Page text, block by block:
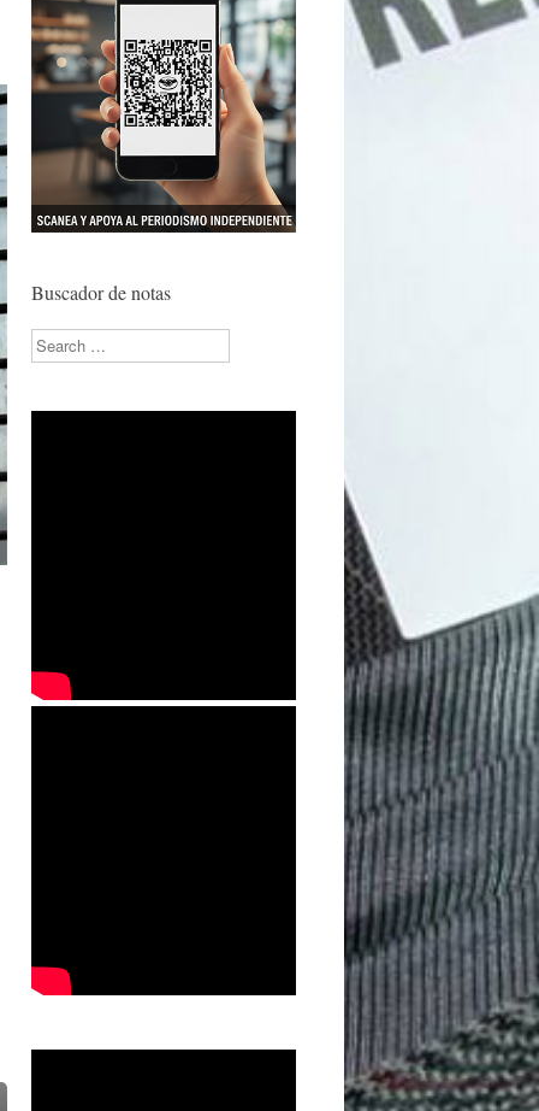
Buscador de notas
Search